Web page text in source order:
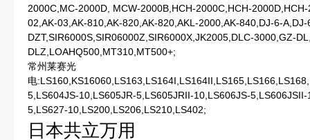
2000C,MC-2000D, MCW-2000B,HCH-2000C,HCH-
02,AK-03,AK-810,AK-820,AK-820,AKL-2000,AK-840,DJ-6-A,DJ-
DZT,SIR6000S,SIR06000Z,SIR6000X,JK2005,DLC-3000,GZ-
DLZ,LOAHQ500,MT310,MT500+;
常州莱赛光
电
5,LS604JS-10,LS605JR-5,LS605JRII-10,LS606JS-
5,LS627-10,LS200,LS206,LS210,LS402;
日本共立万用